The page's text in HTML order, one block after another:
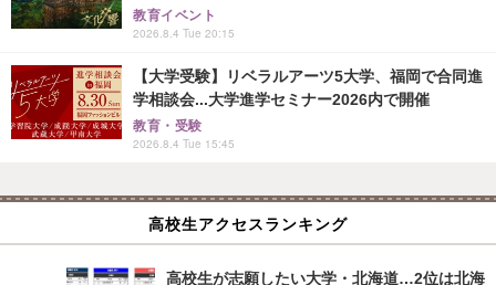
教育イベント
2026.8.4 Tue 20:15
【大学受験】リベラルアーツ5大学、福岡で合同進
学相談会...大学進学セミナー2026内で開催
教育・受験
2026.8.4 Tue 15:45
高校生アクセスランキング
高校生が志願したい大学・北海道…2位は北海